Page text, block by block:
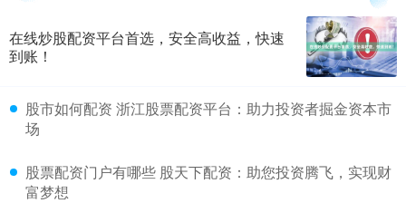
在线炒股配资平台首选，安全高收益，快速
到账！
​股市如何配资 浙江股票配资平台：助力投资者掘金资本市
场
​股票配资门户有哪些 股天下配资：助您投资腾飞，实现财
富梦想